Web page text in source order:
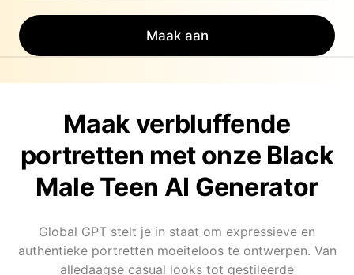
Maak aan
Maak verbluffende
portretten met onze Black
Male Teen AI Generator
Global GPT stelt je in staat om expressieve en
authentieke portretten moeiteloos te ontwerpen. Van
alledaagse casual looks tot gestileerde